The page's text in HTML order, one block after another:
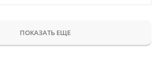
ПОКАЗАТЬ ЕЩЕ